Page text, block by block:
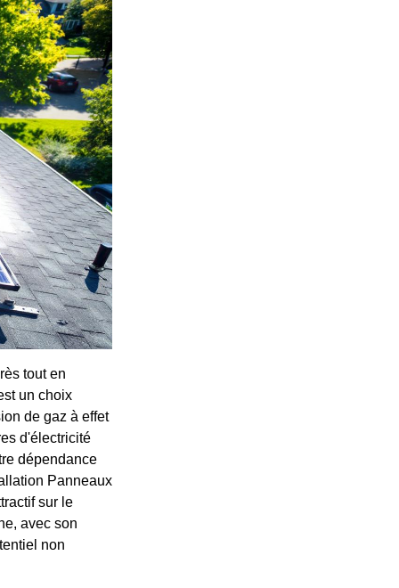
tout en
un choix
de gaz à effet
d'électricité
dépendance
Panneaux
sur le
avec son
non